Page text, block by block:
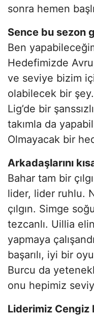
sonra hemen
Sence bu sezon
Ben
Hedefimizde
ve seviye bizim
olabilecek bir
Lig’de bir
takımla da
Olmayacak bir
Arkadaşlarını
Bahar tam bir
lider, lider ruhlu.
çılgın. Simge
tezcanlı. Uillia
yapmaya
başarılı, iyi bir
Burcu da
onu hepimiz
Liderimiz Cengiz